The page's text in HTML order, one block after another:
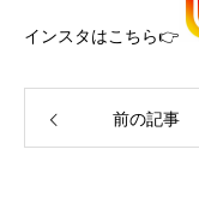
インスタはこちら👉
前の記事